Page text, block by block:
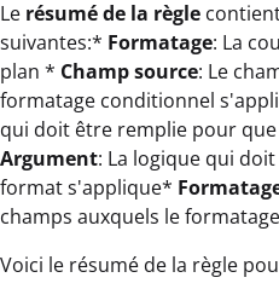
Le résumé de la règle
suivantes:* Formatage: La
plan * Champ source: Le
formatage conditionnel
qui doit être remplie pour
Argument: La logique qui
format s'applique*
champs auxquels le
Voici le résumé de la règle